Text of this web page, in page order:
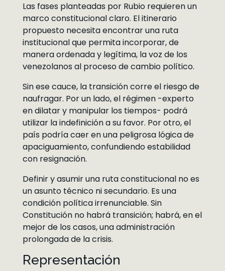
Las fases planteadas por Rubio requieren un
marco constitucional claro. El itinerario
propuesto necesita encontrar una ruta
institucional que permita incorporar, de
manera ordenada y legítima, la voz de los
venezolanos al proceso de cambio político.
Sin ese cauce, la transición corre el riesgo de
naufragar. Por un lado, el régimen -experto
en dilatar y manipular los tiempos- podrá
utilizar la indefinición a su favor. Por otro, el
país podría caer en una peligrosa lógica de
apaciguamiento, confundiendo estabilidad
con resignación.
Definir y asumir una ruta constitucional no es
un asunto técnico ni secundario. Es una
condición política irrenunciable. Sin
Constitución no habrá transición; habrá, en el
mejor de los casos, una administración
prolongada de la crisis.
Representación